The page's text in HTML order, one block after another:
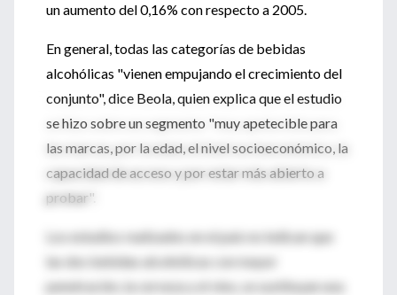
un aumento del 0,16% con respecto a 2005.
En general, todas las categorías de bebidas
alcohólicas "vienen empujando el crecimiento del
conjunto", dice Beola, quien explica que el estudio
se hizo sobre un segmento "muy apetecible para
las marcas, por la edad, el nivel socioeconómico, la
capacidad de acceso y por estar más abierto a
probar".
Los estudios realizados en el país no indican que
las dos bebidas alcohólicas con mayor
penetración, la cerveza y el vino, se sustituyan una